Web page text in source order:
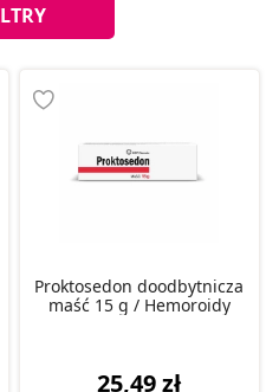
Proktosedon doodbytnicza
maść 15 g / Hemoroidy
25,49 zł